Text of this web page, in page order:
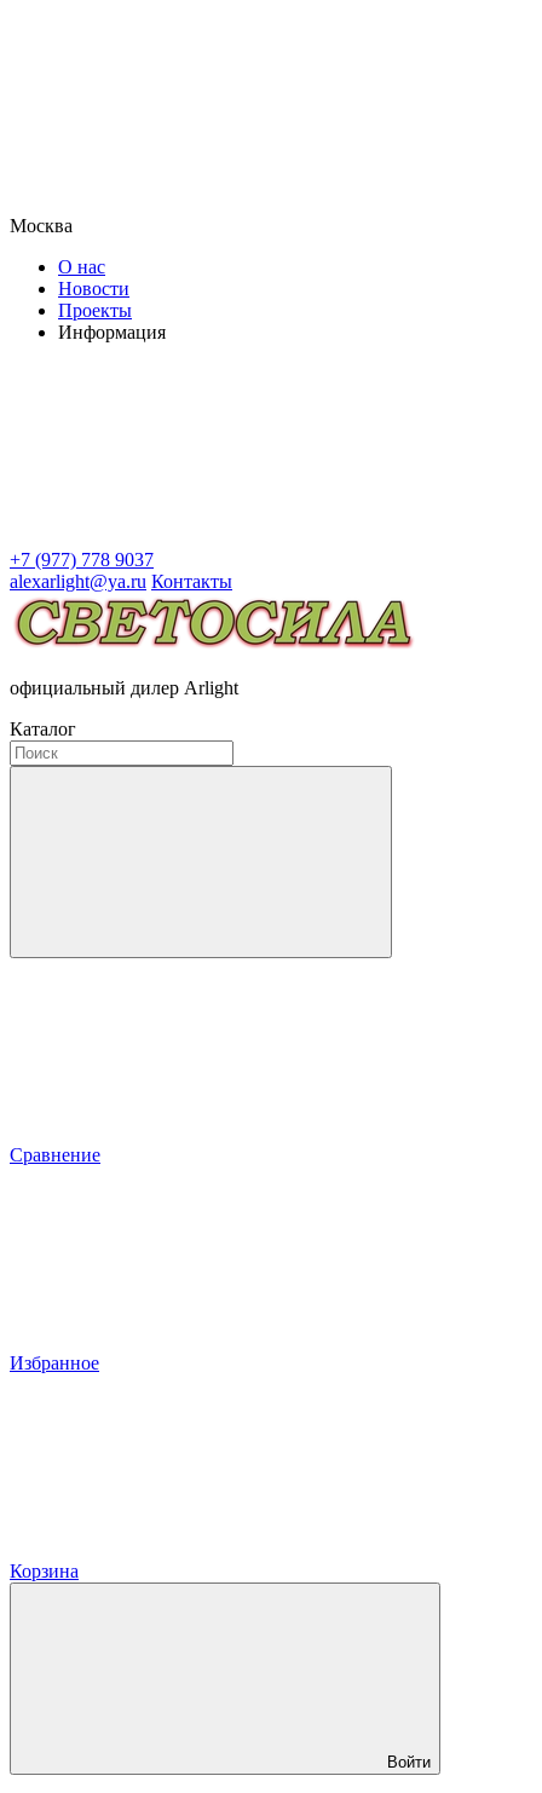
Москва
О нас
Новости
Проекты
Информация
+7 (977) 778 9037
alexarlight@ya.ru Контакты
официальный дилер Arlight
Каталог
Сравнение
Избранное
Корзина
Войти